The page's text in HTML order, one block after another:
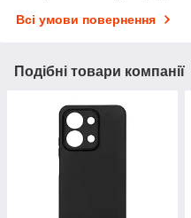
Всі умови повернення
Подібні товари компанії